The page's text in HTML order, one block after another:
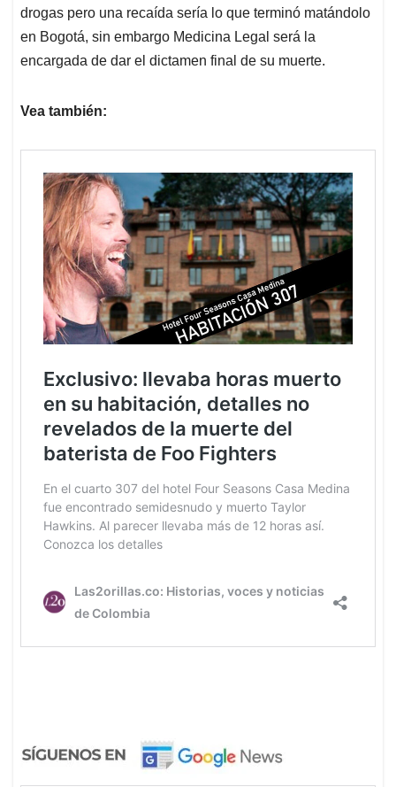
drogas pero una recaída sería lo que terminó matándolo
en Bogotá, sin embargo Medicina Legal será la
encargada de dar el dictamen final de su muerte.
Vea también: